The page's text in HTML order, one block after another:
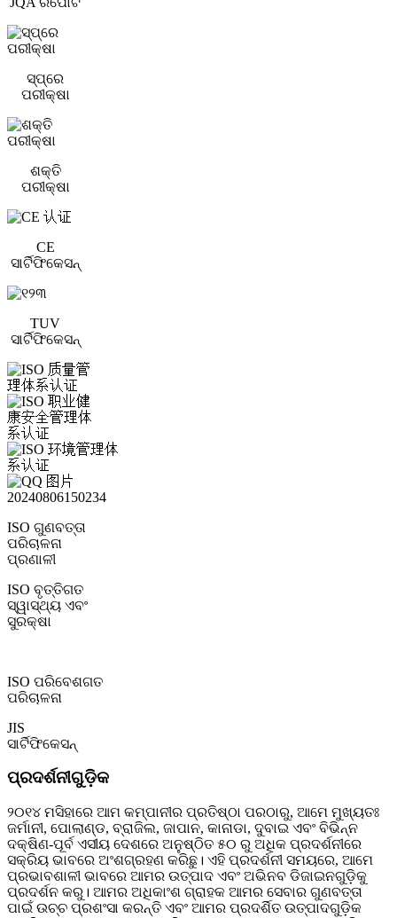
ସ୍ପ୍ରେ
ପରୀକ୍ଷା
ଶକ୍ତି
ପରୀକ୍ଷା
CE
ସାର୍ଟିଫିକେସନ୍
TUV
ସାର୍ଟିଫିକେସନ୍
ISO ଗୁଣବତ୍ତା
ପରିଚାଳନା
ପ୍ରଣାଳୀ
ISO ବୃତ୍ତିଗତ
ସ୍ୱାସ୍ଥ୍ୟ ଏବଂ
ସୁରକ୍ଷା
ISO ପରିବେଶଗତ
ପରିଚାଳନା
JIS
ସାର୍ଟିଫିକେସନ୍
ପ୍ରଦର୍ଶନୀଗୁଡ଼ିକ
୨୦୧୪ ମସିହାରେ ଆମ କମ୍ପାନୀର ପ୍ରତିଷ୍ଠା ପରଠାରୁ, ଆମେ ମୁଖ୍ୟତଃ
ଜର୍ମାନୀ, ପୋଲାଣ୍ଡ, ବ୍ରାଜିଲ, ଜାପାନ, କାନାଡା, ଦୁବାଇ ଏବଂ ବିଭିନ୍ନ
ଦକ୍ଷିଣ-ପୂର୍ବ ଏସୀୟ ଦେଶରେ ଅନୁଷ୍ଠିତ ୫୦ ରୁ ଅଧିକ ପ୍ରଦର୍ଶନୀରେ
ସକ୍ରିୟ ଭାବରେ ଅଂଶଗ୍ରହଣ କରିଛୁ। ଏହି ପ୍ରଦର୍ଶନୀ ସମୟରେ, ଆମେ
ପ୍ରଭାବଶାଳୀ ଭାବରେ ଆମର ଉତ୍ପାଦ ଏବଂ ଅଭିନବ ଡିଜାଇନଗୁଡ଼ିକୁ
ପ୍ରଦର୍ଶନ କରୁ। ଆମର ଅଧିକାଂଶ ଗ୍ରାହକ ଆମର ସେବାର ଗୁଣବତ୍ତା
ପାଇଁ ଉଚ୍ଚ ପ୍ରଶଂସା କରନ୍ତି ଏବଂ ଆମର ପ୍ରଦର୍ଶିତ ଉତ୍ପାଦଗୁଡ଼ିକ